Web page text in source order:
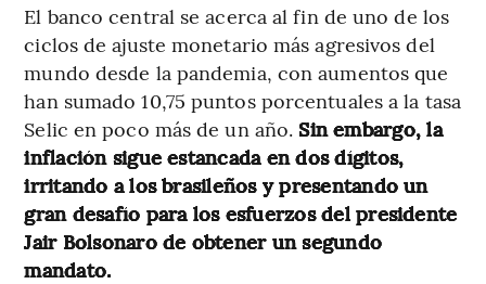
El banco central se acerca al fin de uno de los
ciclos de ajuste monetario más agresivos del
mundo desde la pandemia, con aumentos que
han sumado 10,75 puntos porcentuales a la tasa
Selic en poco más de un año. Sin embargo, la
inflación sigue estancada en dos dígitos,
irritando a los brasileños y presentando un
gran desafío para los esfuerzos del presidente
Jair Bolsonaro de obtener un segundo
mandato.